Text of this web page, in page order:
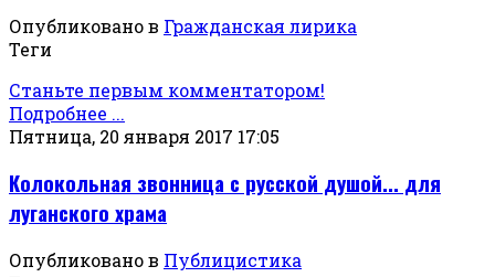
Опубликовано в Гражданская лирика
Теги
Станьте первым комментатором!
Подробнее ...
Пятница, 20 января 2017 17:05
Колокольная звонница с русской душой... для
луганского храма
Опубликовано в Публицистика